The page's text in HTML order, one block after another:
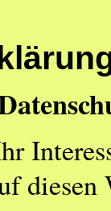
diesen